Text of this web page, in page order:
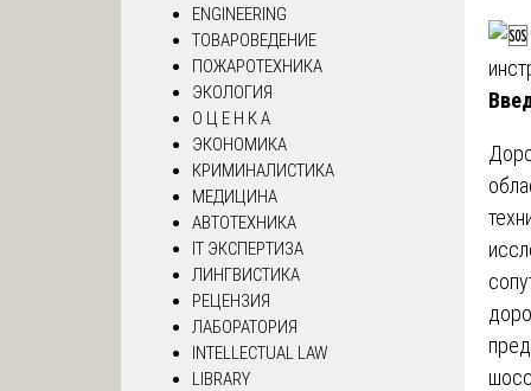
ENGINEERING
ТОВАРОВЕДЕНИЕ
ПОЖАРОТЕХНИКА
ЭКОЛОГИЯ
О Ц Е Н К А
ЭКОНОМИКА
КРИМИНАЛИСТИКА
МЕДИЦИНА
АВТОТЕХНИКА
IT ЭКСПЕРТИЗА
ЛИНГВИСТИКА
РЕЦЕНЗИЯ
ЛАБОРАТОРИЯ
INTELLECTUAL LAW
LIBRARY